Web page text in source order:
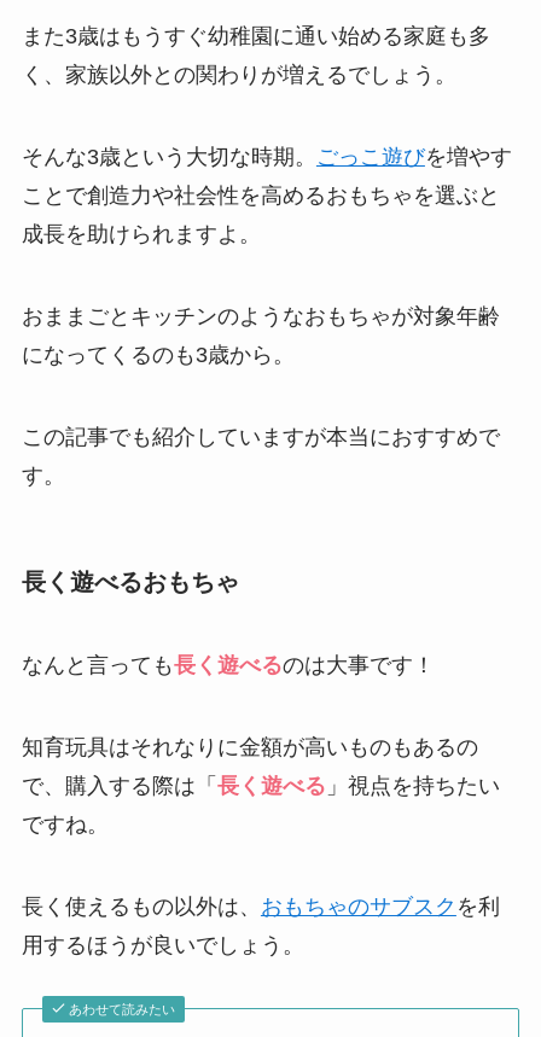
また3歳はもうすぐ幼稚園に通い始める家庭も多
く、家族以外との関わりが増えるでしょう。
そんな3歳という大切な時期。 ごっこ遊びを増やす
ことで創造力や社会性を高めるおもちゃを選ぶと
成長を助けられますよ。
おままごとキッチンのようなおもちゃが対象年齢
になってくるのも3歳から。
この記事でも紹介していますが本当におすすめで
す。
長く遊べるおもちゃ
なんと言っても長く遊べるのは大事です！
知育玩具はそれなりに金額が高いものもあるの
で、購入する際は「 長く遊べる 」視点を持ちたい
ですね。
長く使えるもの以外は、 おもちゃのサブスク を利
用するほうが良いでしょう。
あわせて読みたい